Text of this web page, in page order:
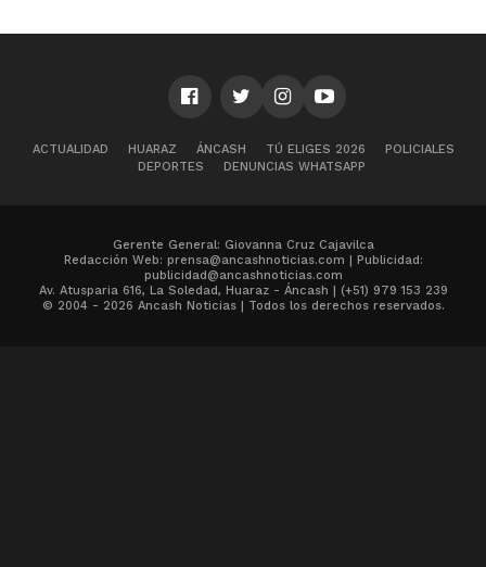
ACTUALIDAD HUARAZ ÁNCASH TÚ ELIGES 2026
POLICIALES
DEPORTES
DENUNCIAS WHATSAPP
Gerente General: Giovanna Cruz Cajavilca
Redacción Web: prensa@ancashnoticias.com | Publicidad:
publicidad@ancashnoticias.com
Av. Atusparia 616, La Soledad, Huaraz - Áncash | (+51) 979 153 239
© 2004 - 2026 Ancash Noticias | Todos los derechos reservados.